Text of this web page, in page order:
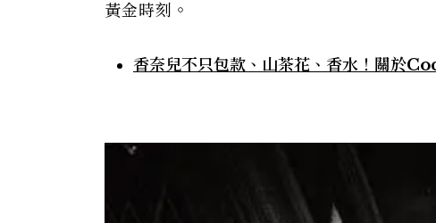
黃金時刻。
香奈兒不只包款、山茶花、香水！關於